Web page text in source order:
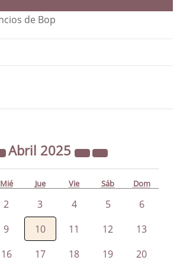
Abril 2025
Mié Jue Vie Sáb Dom
2 3 4 5
6
9 10 11 12
13
16 17 18 19 20